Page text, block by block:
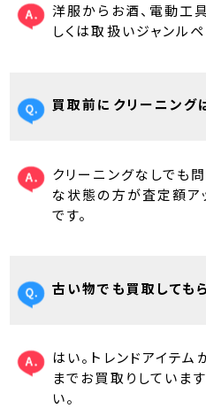
洋服からお酒、電動工
しくは取扱いジャンル
買取前にクリーニング
クリーニングなしでも
な状態の方が査定額ア
です。
古い物でも買取しても
はい。トレンドアイテ
までお買取りしていま
い。